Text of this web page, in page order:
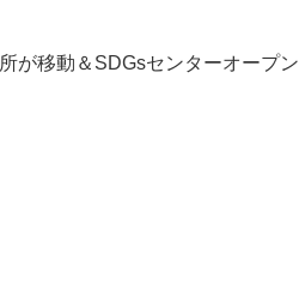
が移動＆SDGsセンターオープン